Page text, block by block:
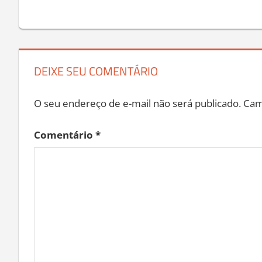
Post
DEIXE SEU COMENTÁRIO
O seu endereço de e-mail não será publicado.
Comentário